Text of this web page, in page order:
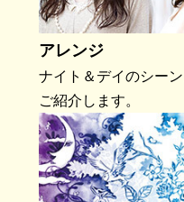
アレンジ
ナイト＆デイのシー
ご紹介します。